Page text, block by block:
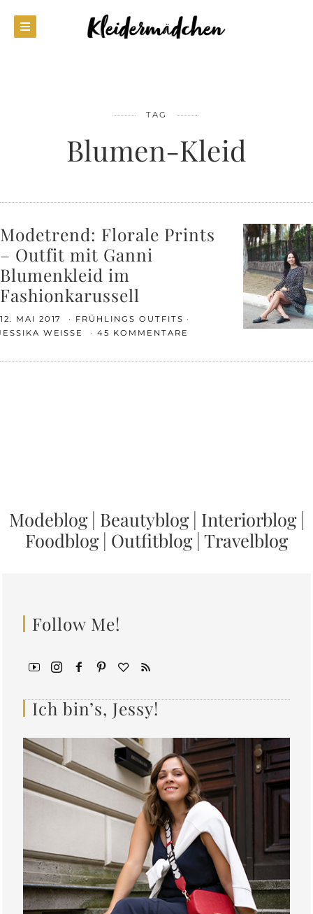
TAG
Blumen-Kleid
Modetrend: Florale Prints
– Outfit mit Ganni
Blumenkleid im
Fashionkarussell
12. MAI 2017
FRÜHLINGS OUTFITS
WEISSE
45 KOMMENTARE
Modeblog| Beautyblog| Interiorblog|
Foodblog| Outfitblog| Travelblog
Follow Me!
Ich bin’s, Jessy!